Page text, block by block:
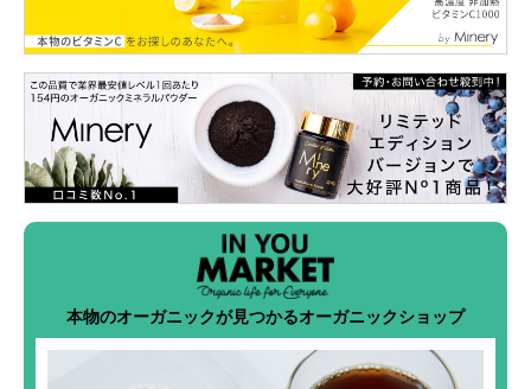
本物のオーガニックが見つかるオーガニックショップ